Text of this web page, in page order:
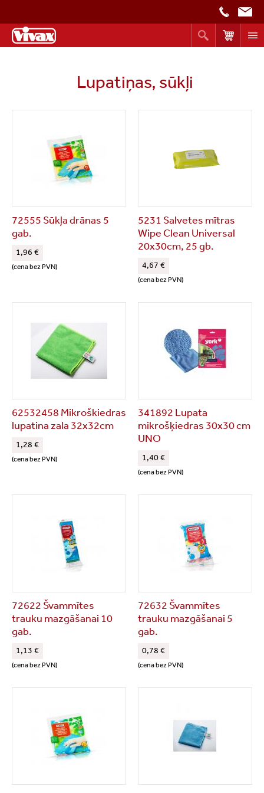
Lupatiņas, sūkļi
72555 Sūkļa drānas 5
gab.
1,96 €
(cena bez PVN)
5231 Salvetes mītras
Wipe Clean Universal
20x30cm, 25 gb.
4,67 €
(cena bez PVN)
62532458 Mikroškiedras
lupatina zala 32x32cm
1,28 €
(cena bez PVN)
341892 Lupata
mikrošķiedras 30x30 cm
UNO
1,40 €
(cena bez PVN)
72622 Švammītes
trauku mazgāšanai 10
gab.
1,13 €
(cena bez PVN)
72632 Švammītes
trauku mazgāšanai 5
gab.
0,78 €
(cena bez PVN)